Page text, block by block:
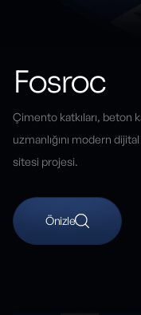
Fosroc
Çimento katkıları, beton
uzmanlığını modern
sitesi projesi.
Önizle